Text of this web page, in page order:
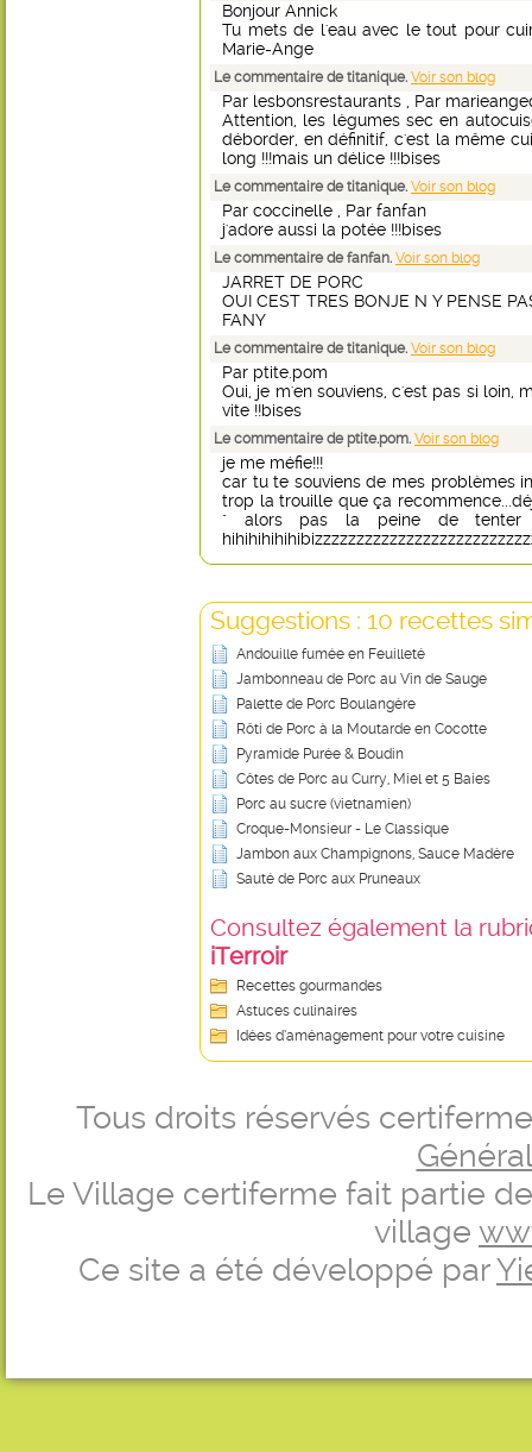
Bonjour Annick
Tu mets de l'eau avec le tout pour
Marie-Ange
Le commentaire de titanique. Voir son blog
Par lesbonsrestaurants , Par
Attention, les lègumes sec en
déborder, en définitif, c'est la même
long !!!mais un délice !!!bises
Le commentaire de titanique. Voir son blog
Par coccinelle , Par fanfan
j'adore aussi la potée !!!bises
Le commentaire de fanfan. Voir son blog
JARRET DE PORC
OUI CEST TRES BONJE N Y PENSE
FANY
Le commentaire de titanique. Voir son blog
Par ptite.pom
Oui, je m'en souviens, c'est pas si loin,
vite !!bises
Le commentaire de ptite.pom. Voir son blog
je me méfie!!!
car tu te souviens de mes problèmes
trop la trouille que ça
" alors pas la peine de
Suggestions : 10 recettes
Andouille fumée en Feuilleté
Jambonneau de Porc au Vin de Sauge
Palette de Porc Boulangère
Rôti de Porc à la Moutarde en Cocotte
Pyramide Purée & Boudin
Côtes de Porc au Curry, Miel et 5 Baies
Porc au sucre (vietnamien)
Croque-Monsieur - Le Classique
Jambon aux Champignons, Sauce Madère
Sauté de Porc aux Pruneaux
Consultez également la
iTerroir
Recettes gourmandes
Astuces culinaires
Idées d’aménagement pour votre cuisine
Tous droits réservés
Le Village certiferme fait partie
village
Ce site a été développé par